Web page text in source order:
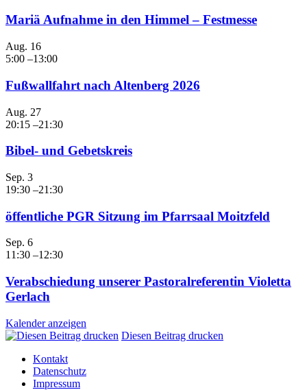
Mariä Aufnahme in den Himmel – Festmesse
Aug. 16
5:00 –13:00
Fußwallfahrt nach Altenberg 2026
Aug. 27
20:15 –21:30
Bibel- und Gebetskreis
Sep. 3
19:30 –21:30
öffentliche PGR Sitzung im Pfarrsaal Moitzfeld
Sep. 6
11:30 –12:30
Verabschiedung unserer Pastoralreferentin Violetta
Gerlach
Kalender anzeigen
Diesen Beitrag drucken
Kontakt
Datenschutz
Impressum